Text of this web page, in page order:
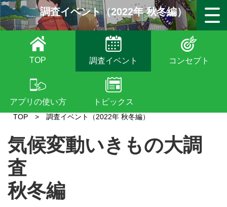
調査イベント（2022年 秋冬編）
TOP 調査イベント コンセプト
アプリの使い方 トピックス
TOP > 調査イベント（2022年 秋冬編）
気候変動いきもの大調
査
秋冬編